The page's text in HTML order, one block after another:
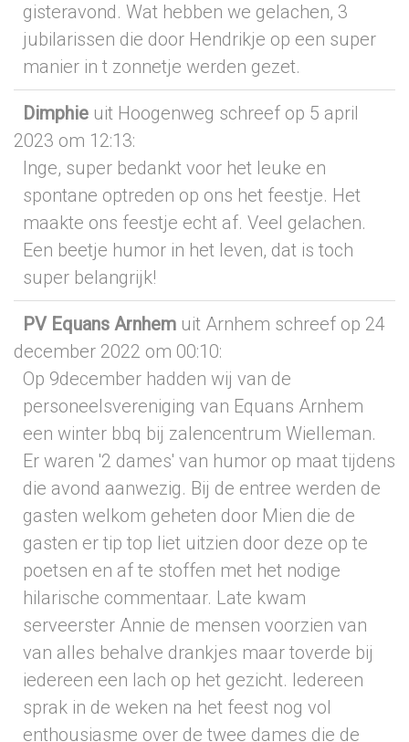
gisteravond. Wat hebben we gelachen, 3
jubilarissen die door Hendrikje op een super
manier in t zonnetje werden gezet.
Dimphie uit Hoogenweg schreef op 5 april
2023 om 12:13:
Inge, super bedankt voor het leuke en
spontane optreden op ons het feestje. Het
maakte ons feestje echt af. Veel gelachen.
Een beetje humor in het leven, dat is toch
super belangrijk!
PV Equans Arnhem uit Arnhem schreef op 24
december 2022 om 00:10:
Op 9december hadden wij van de
personeelsvereniging van Equans Arnhem
een winter bbq bij zalencentrum Wielleman.
Er waren '2 dames' van humor op maat tijdens
die avond aanwezig. Bij de entree werden de
gasten welkom geheten door Mien die de
gasten er tip top liet uitzien door deze op te
poetsen en af te stoffen met het nodige
hilarische commentaar. Late kwam
serveerster Annie de mensen voorzien van
van alles behalve drankjes maar toverde bij
iedereen een lach op het gezicht. Iedereen
sprak in de weken na het feest nog vol
enthousiasme over de twee dames die de